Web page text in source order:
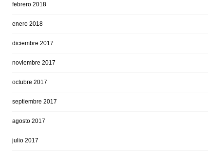
febrero 2018
enero 2018
diciembre 2017
noviembre 2017
octubre 2017
septiembre 2017
agosto 2017
julio 2017